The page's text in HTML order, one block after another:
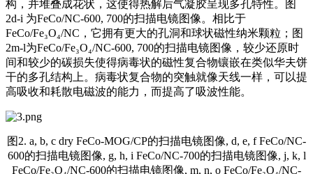
构，并堆叠成花状，这使得热解后气凝胶呈现多孔特性。图
2d-i 为FeCo/NC-600, 700的扫描电镜图像。相比于
FeCo/Fe₃O₄/NC，它拥有更大的孔洞和球状磁性纳米颗粒；图
2m-l为FeCo/Fe₃O₄/NC-600, 700的扫描电镜图像，较少还原时
间和较少的碳损失使得病毒状的磁性复合物镶嵌在类似华夫饼
干的多孔结构上。病毒状复合物的突触就像天线一样，可以提
高吸收和耗散电磁波的能力，而提高了吸波性能。
图2. a, b, c dry FeCo-MOG/CP的扫描电镜图像, d, e, f FeCo/NC-
600的扫描电镜图像, g, h, i FeCo/NC-700的扫描电镜图像, j, k, l
FeCo/Fe₃O₄/NC-600的扫描电镜图像, m, n, o FeCo/Fe₃O₄/NC-